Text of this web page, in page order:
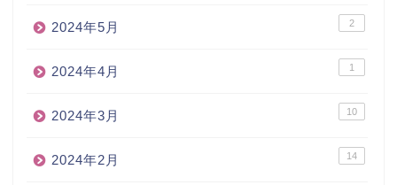
2024年5月 2
2024年4月 1
2024年3月 10
2024年2月 14